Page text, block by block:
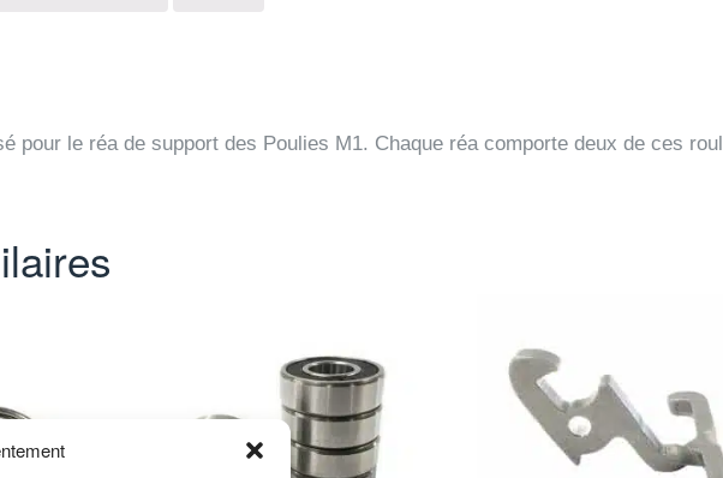
pour le réa de support des Poulies M1. Chaque réa comporte deux de ces